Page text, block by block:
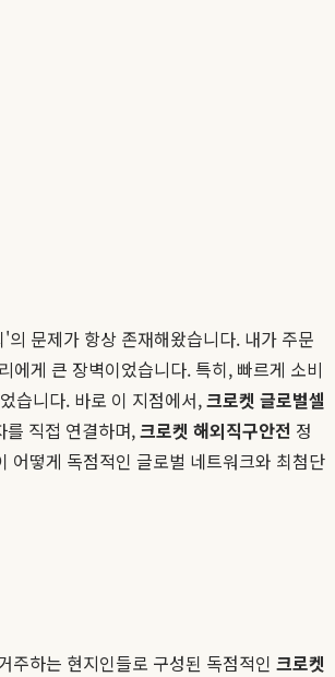
문제가 항상 존재해왔습니다. 내가 주문
에게 큰 장벽이었습니다. 특히, 빠르게 소비
습니다. 바로 이 지점에서,크로켓 글로벌셀
를 직접 연결하며,크로켓 해외직구안전 정
어떻게 독점적인 글로벌 네트워크와 최첨단
주하는 현지인들로 구성된 독점적인 크로켓